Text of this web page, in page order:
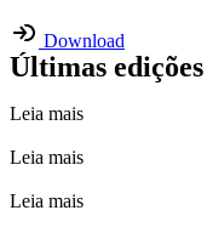
Download
Últimas
Leia mais
Leia mais
Leia mais